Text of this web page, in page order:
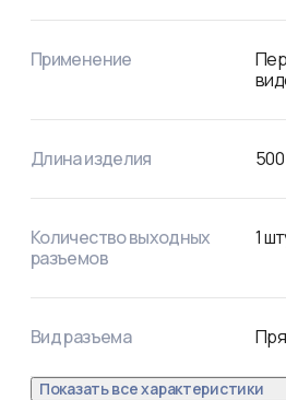
Применение
Длина изделия 500
Количество выходных
разъемов
1
Вид разъема
Показать все характеристики